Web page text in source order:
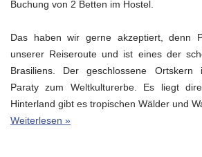
Buchung von 2 Betten im Hostel.
Das haben wir gerne akzeptiert, denn
unserer Reiseroute und ist eines der
Brasiliens. Der geschlossene Ortskern
Paraty zum Weltkulturerbe. Es liegt
Hinterland gibt es tropischen Wälder und
Weiterlesen »